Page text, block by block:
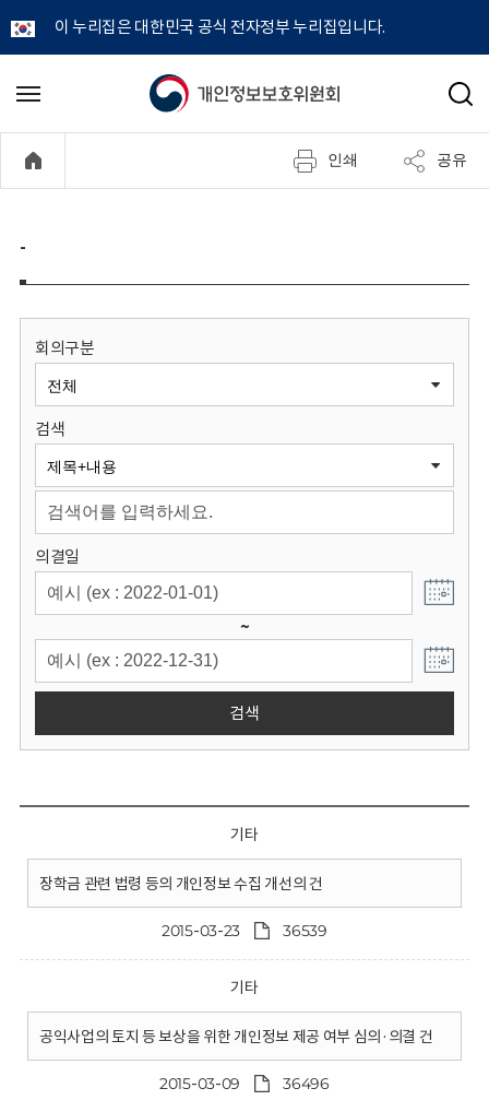
이 누리집은 대한민국 공식 전자정부 누리집입니다.
개
정
보
원
회
메
기
검
인쇄 공유
-
회의구분
검색
의결일
~
검색
기타
장학금 관련 법령 등의 개인정보 수집 개선의 건
2015-03-23 36539
기타
공익사업의 토지 등 보상을 위한 개인정보 제공 여부 심의·의결 건
2015-03-09 36496